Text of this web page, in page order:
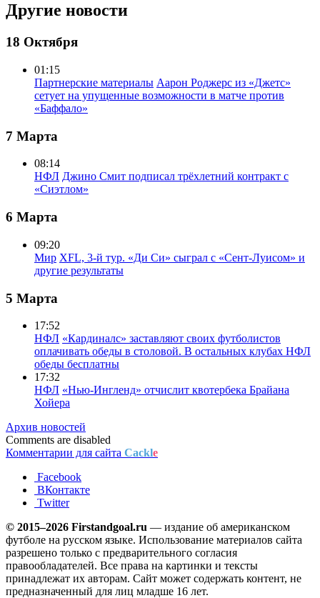
Другие новости
18 Октября
01:15
Партнерские материалы Аарон Роджерс из «Джетс»
сетует на упущенные возможности в матче против
«Баффало»
7 Марта
08:14
НФЛ Джино Смит подписал трёхлетний контракт с
«Сиэтлом»
6 Марта
09:20
Мир XFL, 3-й тур. «Ди Си» сыграл с «Сент-Луисом» и
другие результаты
5 Марта
17:52
НФЛ «Кардиналс» заставляют своих футболистов
оплачивать обеды в столовой. В остальных клубах НФЛ
обеды бесплатны
17:32
НФЛ «Нью-Ингленд» отчислит квотербека Брайана
Хойера
Архив новостей
Comments are disabled
Комментарии для сайта Cackle
Facebook
ВКонтакте
Twitter
© 2015–2026 Firstandgoal.ru — издание об американском
футболе на русском языке. Использование материалов cайта
разрешено только с предварительного согласия
правообладателей. Все права на картинки и тексты
принадлежат их авторам. Сайт может содержать контент, не
предназначенный для лиц младше 16 лет.